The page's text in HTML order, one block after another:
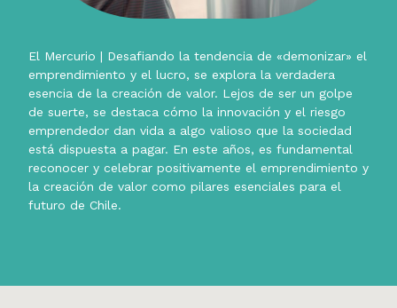
El Mercurio | Desafiando la tendencia de «demonizar» el
emprendimiento y el lucro, se explora la verdadera
esencia de la creación de valor. Lejos de ser un golpe
de suerte, se destaca cómo la innovación y el riesgo
emprendedor dan vida a algo valioso que la sociedad
está dispuesta a pagar. En este años, es fundamental
reconocer y celebrar positivamente el emprendimiento y
la creación de valor como pilares esenciales para el
futuro de Chile.